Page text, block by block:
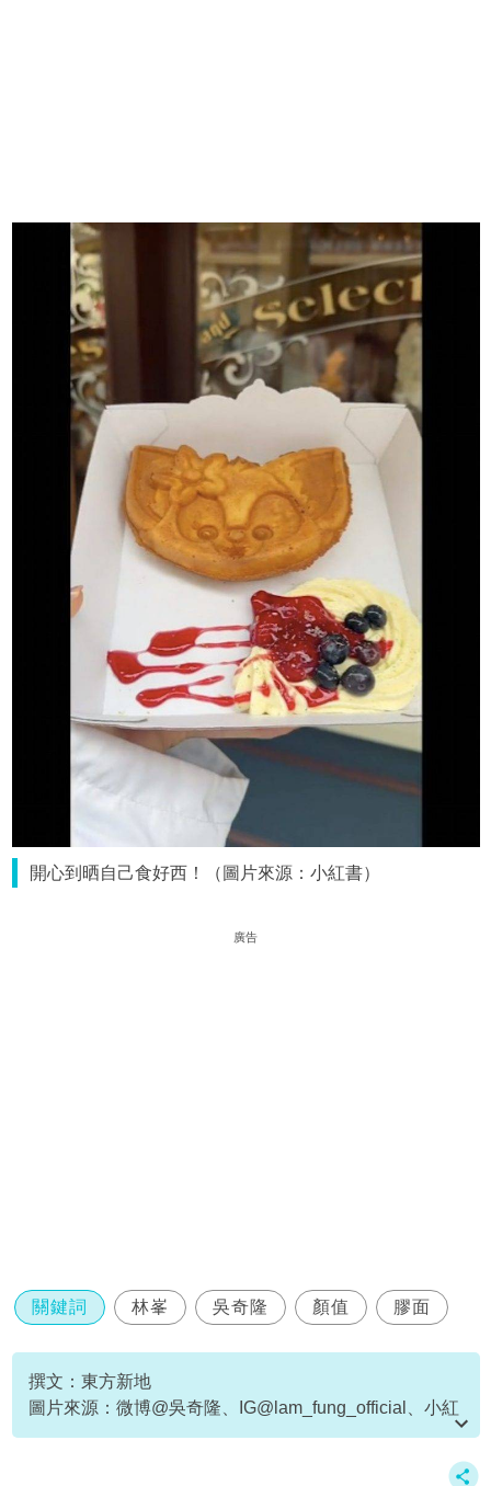
開心到晒自己食好西！（圖片來源：小紅書）
廣告
關鍵詞 林峯 吳奇隆 顏值 膠面
撰文：東方新地
圖片來源：微博@吳奇隆、IG@lam_fung_official、小紅
書